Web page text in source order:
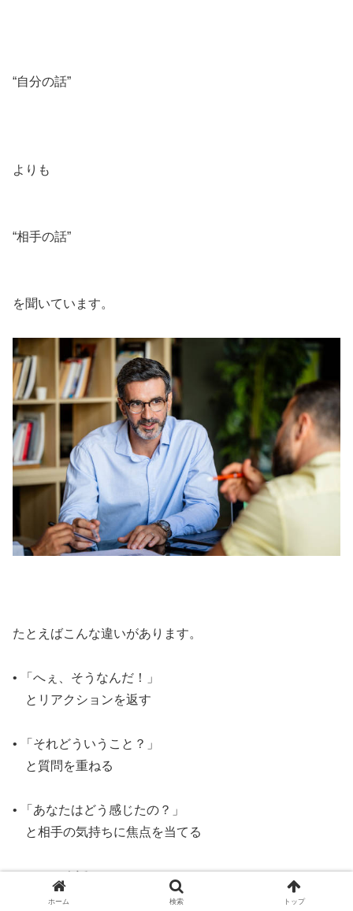
“自分の話”
よりも
“相手の話”
を聞いています。
たとえばこんな違いがあります。
• 「へぇ、そうなんだ！」
とリアクションを返す
• 「それどういうこと？」
と質問を重ねる
• 「あなたはどう感じたの？」
と相手の気持ちに焦点を当てる
すべてホーム 検索 トップ